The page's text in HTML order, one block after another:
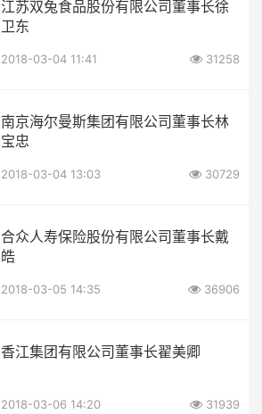
江苏双兔食品股份有限公司董事长徐
卫东
2018-03-04 11:41 31258
南京海尔曼斯集团有限公司董事长林
宝忠
2018-03-04 13:03 30729
合众人寿保险股份有限公司董事长戴
皓
2018-03-05 14:35 36906
香江集团有限公司董事长翟美卿
2018-03-06 14:20 31939